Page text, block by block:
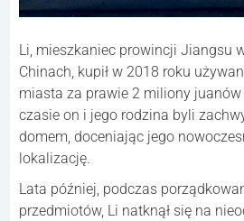
Li, mieszkaniec prowincji Jiangsu
Chinach, kupił w 2018 roku
miasta za prawie 2 miliony juanów
czasie on i jego rodzina byli
domem, doceniając jego
lokalizację.
Lata później, podczas
przedmiotów, Li natknął się na